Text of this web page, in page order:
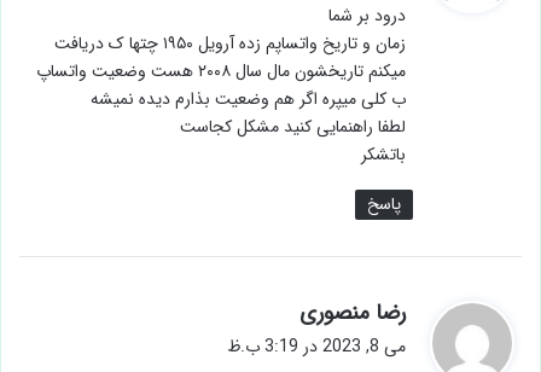
:
درود بر شما
زمان و تاریخ واتساپم زده آرویل ۱۹۵۰ چتها ک دریافت
میکنم تاریخشون مال سال ۲۰۰۸ هست وضعیت واتساپ
ب کلی میپره اگر هم وضعیت بذارم دیده نمیشه
لطفا راهنمایی کنید مشکل کجاست
باتشکر
پاسخ
رضا منصوری
ف
می 8, 2023 در 3:19 ب.ظ